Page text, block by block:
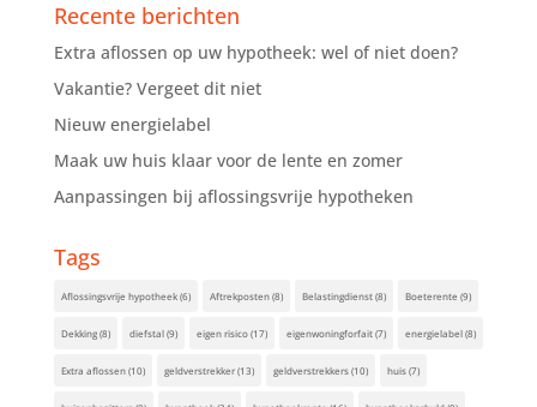
Recente berichten
Extra aflossen op uw hypotheek: wel of niet doen?
Vakantie? Vergeet dit niet
Nieuw energielabel
Maak uw huis klaar voor de lente en zomer
Aanpassingen bij aflossingsvrije hypotheken
Tags
Aflossingsvrije hypotheek(6) Aftrekposten(8) Belastingdienst(8) Boeterente (9)
Dekking(8) diefstal(9) eigen risico(17) eigenwoningforfait(7) energielabel(8)
Extra aflossen(10) geldverstrekker(13) geldverstrekkers(10) huis(7)